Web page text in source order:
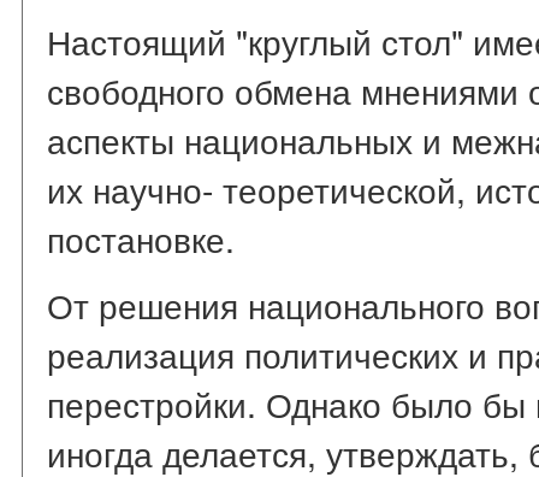
Настоящий "круглый стол"
свободного обмена мнениями
аспекты национальных и
их научно- теоретической,
постановке.
От решения национального
реализация политических и
перестройки. Однако было бы
иногда делается,